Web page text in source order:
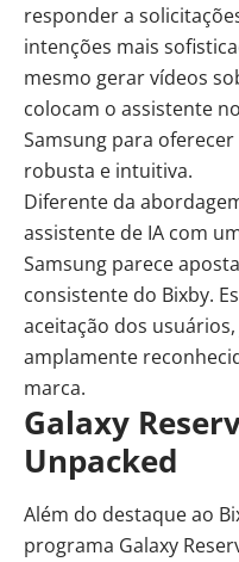
responder a
intenções mais
mesmo gerar vídeos
colocam o assistente
Samsung para
robusta e intuitiva.
Diferente da
assistente de IA com
Samsung parece
consistente do Bixby.
aceitação dos
amplamente
marca.
Galaxy
Unpacked
Além do destaque ao
programa Galaxy